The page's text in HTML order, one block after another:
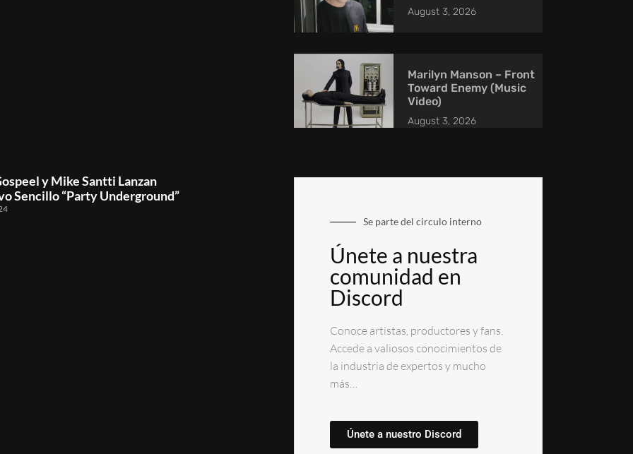
y Mike Santti Lanzan
Sencillo “Party Underground”
August 3, 2026
Marilyn Manson – Front
Toward Enemy (Music
Video)
August 3, 2026
Se parte del circulo interno
Únete a nuestra
comunidad en
Discord
Conoce artistas, productores y fans.
Accede a valiosos conocimientos de
la industria de expertos y mucho
más…
Únete a nuestro Discord